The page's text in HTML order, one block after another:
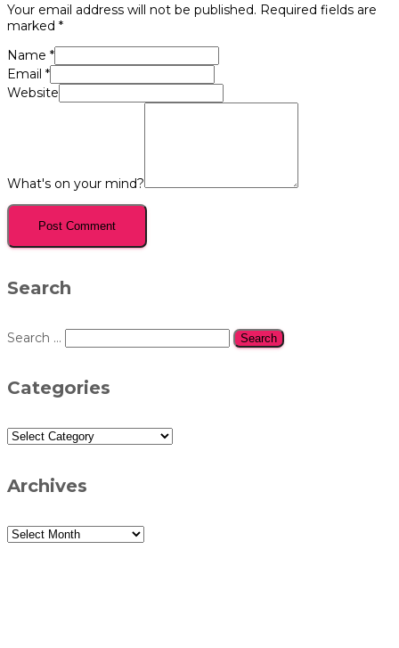
Your email address will not be published. Required fields are
marked *
Name *
Email *
Website
What's on your mind?
Search
Search
Search …
Categories
Categories
Archives
Archives